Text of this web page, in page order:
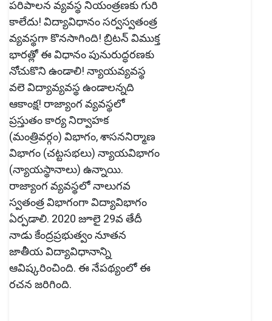
పరిపాలన వ్యవస్థ నియంత్రణకు గురి
కాలేదు! విద్యావిధానం సర్వస్వతంత్ర
వ్యవస్థగా కొనసాగింది! బ్రిటన్ విముక్త
భారత్లో ఈ విధానం పునురుద్ధరణకు
నోచుకొని ఉండాలి! న్యాయవ్యవస్థ
వలె విద్యావ్యవస్థ ఉండాలన్నది
ఆకాంక్ష! రాజ్యాంగ వ్యవస్థలో
ప్రస్తుతం కార్య నిర్వాహక
(మంత్రివర్గం) విభాగం, శాసననిర్మాణ
విభాగం (చట్టసభలు) న్యాయవిభాగం
(న్యాయస్థానాలు) ఉన్నాయి.
రాజ్యాంగ వ్యవస్థలో నాలుగవ
స్వతంత్ర విభాగంగా విద్యావిభాగం
ఏర్పడాలి. 2020 జూలై 29వ తేదీ
నాడు కేంద్రప్రభుత్వం నూతన
జాతీయ విద్యావిధానాన్ని
ఆవిష్కరించింది. ఈ నేపథ్యంలో ఈ
రచన జరిగింది.